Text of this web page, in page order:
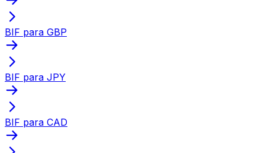
BIF para GBP
BIF para JPY
BIF para CAD